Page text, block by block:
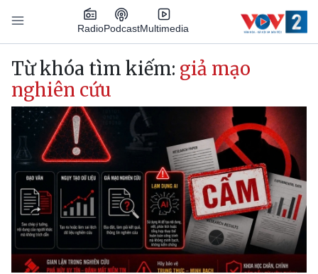
Nhảy đến nội dung
RadioPodcastMultimedia
Main navigation
Từ khóa tìm kiếm: giả mạo
nghiên cứu